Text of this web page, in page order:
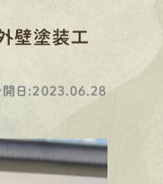
壁塗装工
開日:2023.06.28